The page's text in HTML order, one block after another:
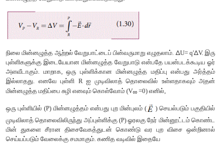
ஓரலகு மின்னூட்டத்திற்கான நிலைமின்னழுத்த ஆற்றல் வேறுபாடு